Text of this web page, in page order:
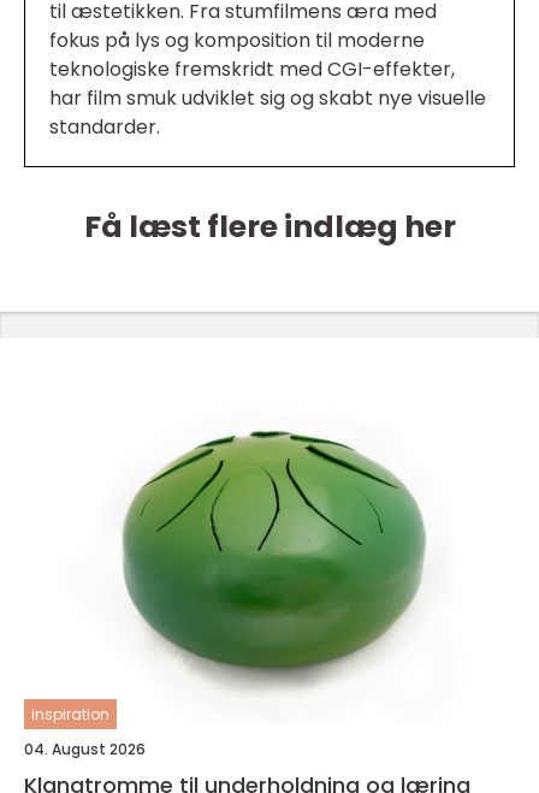
til æstetikken. Fra stumfilmens æra med
fokus på lys og komposition til moderne
teknologiske fremskridt med CGI-effekter,
har film smuk udviklet sig og skabt nye visuelle
standarder.
Få læst flere indlæg her
inspiration
04. August 2026
Klangtromme til underholdning og læring